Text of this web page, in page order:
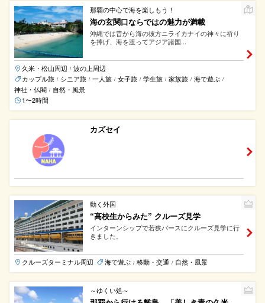
那覇の中心で海を楽しもう！
海の玄関口ならではの魅力が満載
沖縄では昔から海の彼方ニライカナイの神々に祈り
を捧げ、海を渡ってアジア諸国...
久米・松山周辺 / 波の上周辺
カップル旅 / シニア旅 / 一人旅 / 女子旅 / 学生旅 / 家族旅 / 海で遊ぶ /
神社・仏閣 / 自然・風景
1〜2時間
カズセイ
動く外国
“高校生からみた” クルーズ見学
インターンシップで若狭バースにクルーズ見学に行
きました。
クルーズターミナル周辺 海で遊ぶ / 移動・交通 / 自然・風景
～ゆくい処～